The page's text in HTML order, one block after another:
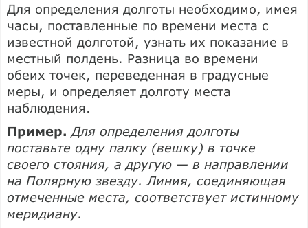
Для определения долготы необходимо, имея
часы, поставленные по времени места с
известной долготой, узнать их показание в
местный полдень. Разница во времени
обеих точек, переведенная в градусные
меры, и определяет долготу места
наблюдения.
Пример. Для определения долготы
поставьте одну палку (вешку) в точке
своего стояния, а другую — в направлении
на Полярную звезду. Линия, соединяющая
отмеченные места, соответствует истинному
меридиану.